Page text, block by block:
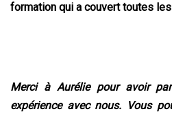
formation qui a couvert toutes
Merci à Aurélie pour avoir
expérience avec nous. Vous